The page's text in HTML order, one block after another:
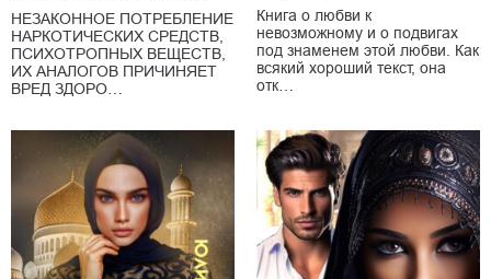
НЕЗАКОННОЕ ПОТРЕБЛЕНИЕ
НАРКОТИЧЕСКИХ СРЕДСТВ,
ПСИХОТРОПНЫХ ВЕЩЕСТВ,
ИХ АНАЛОГОВ ПРИЧИНЯЕТ
ВРЕД ЗДОРО…
Книга о любви к
невозможному и о подвигах
под знаменем этой любви. Как
всякий хороший текст, она
отк…